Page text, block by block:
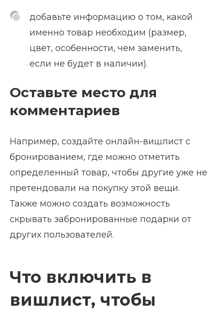
добавьте информацию о том, какой
именно товар необходим (размер,
цвет, особенности, чем заменить,
если не будет в наличии).
Оставьте место для
комментариев
Например, создайте онлайн-вишлист с
бронированием, где можно отметить
определенный товар, чтобы другие уже не
претендовали на покупку этой вещи.
Также можно создать возможность
скрывать забронированные подарки от
других пользователей.
Что включить в
вишлист, чтобы